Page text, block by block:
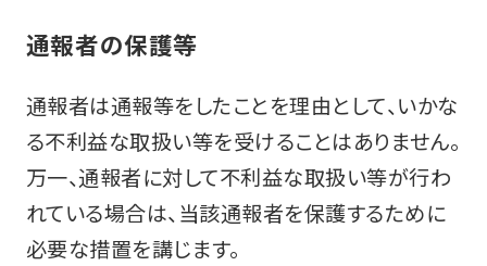
通報者の保護等
通報者は通報等をしたことを理由として、いかな
る不利益な取扱い等を受けることはありません。
万一、通報者に対して不利益な取扱い等が行わ
れている場合は、当該通報者を保護するために
必要な措置を講じます。